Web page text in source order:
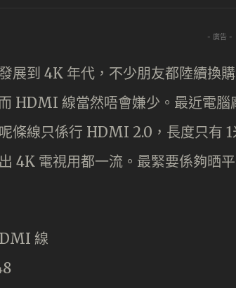
- 廣告 -
展到 4K 年代，不少朋友都陸續換
HDMI 線當然唔會嫌少。最近電
條線只係行 HDMI 2.0，長度只有
4K 電視用都一流。最緊要係夠晒
線